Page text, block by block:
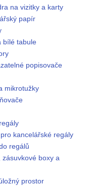
na vizitky a karty
papír
bílé tabule
popisovače
mikrotužky
kancelářské regály
regálů
zásuvkové boxy a
prostor